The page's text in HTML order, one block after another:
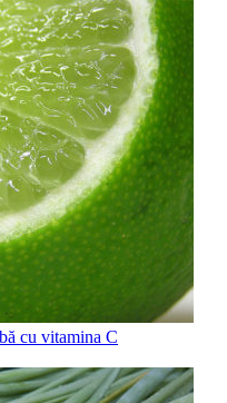
cu vitamina C